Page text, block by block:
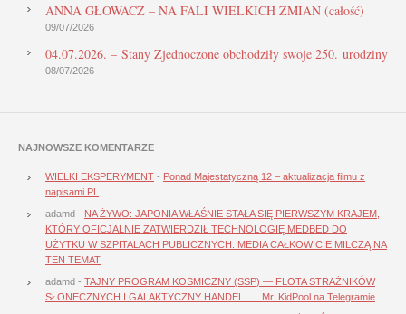
ANNA GŁOWACZ – NA FALI WIELKICH ZMIAN (całość)
09/07/2026
04.07.2026. – Stany Zjednoczone obchodziły swoje 250. urodziny
08/07/2026
NAJNOWSZE KOMENTARZE
WIELKI EKSPERYMENT - Ponad Majestatyczną 12 – aktualizacja filmu z
napisami PL
adamd - NA ŻYWO: JAPONIA WŁAŚNIE STAŁA SIĘ PIERWSZYM KRAJEM,
KTÓRY OFICJALNIE ZATWIERDZIŁ TECHNOLOGIĘ MEDBED DO
UŻYTKU W SZPITALACH PUBLICZNYCH. MEDIA CAŁKOWICIE MILCZĄ NA
TEN TEMAT
adamd - TAJNY PROGRAM KOSMICZNY (SSP) — FLOTA STRAŻNIKÓW
SŁONECZNYCH I GALAKTYCZNY HANDEL. … Mr. KidPool na Telegramie